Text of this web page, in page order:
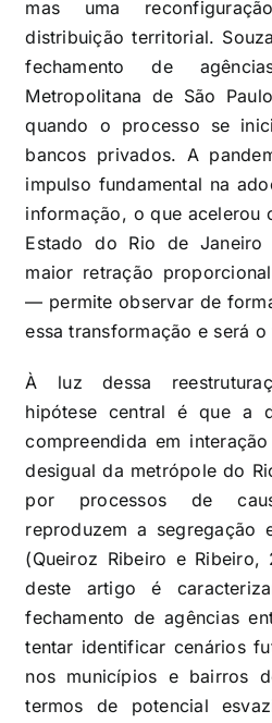
mas uma
distribuição territorial.
fechamento de
Metropolitana de São
quando o processo se
bancos privados. A
impulso fundamental na
informação, o que acelerou
Estado do Rio de
maior retração
— permite observar de
essa transformação e será
À luz dessa
hipótese central é que a
compreendida em
desigual da metrópole do
por processos de
reproduzem a segregação
(Queiroz Ribeiro e
deste artigo é
fechamento de agências
tentar identificar cenários
nos municípios e bairros
termos de potencial